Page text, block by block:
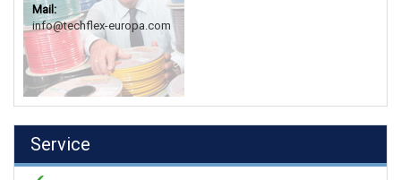
Mail:
info@techflex-europa.com
Service